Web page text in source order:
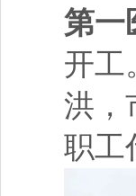
第一
开工
洪，
职工